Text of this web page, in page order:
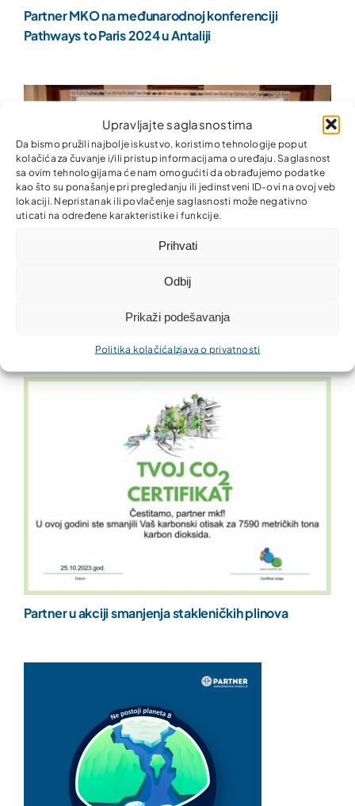
Upravljajte saglasnostima
Da bismo pružili najbolje iskustvo, koristimo tehnologije poput
kolačića za čuvanje i/ili pristup informacijama o uređaju. Saglasnost
sa ovim tehnologijama će nam omogućiti da obrađujemo podatke
kao što su ponašanje pri pregledanju ili jedinstveni ID-ovi na ovoj veb
lokaciji. Nepristanak ili povlačenje saglasnosti može negativno
uticati na određene karakteristike i funkcije.
Prihvati
Odbij
Prikaži podešavanja
Politika kolačića Izjava o privatnosti
Partner MKO na međunarodnoj konferenciji
Pathways to Paris 2024 u Antaliji
Partner u akciji smanjenja stakleničkih plinova